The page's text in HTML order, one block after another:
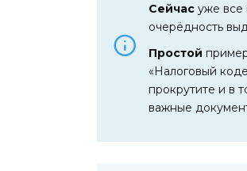
Сейчас уже все
очерёдность
Простой
«Налоговый
прокрутите и в
важные